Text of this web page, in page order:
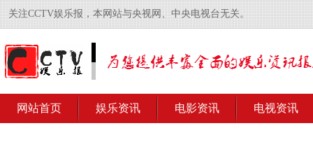
关注CCTV娱乐报，本网站与央视网、中央电视台无关。
网站首页 娱乐资讯 电影资讯 电视资讯